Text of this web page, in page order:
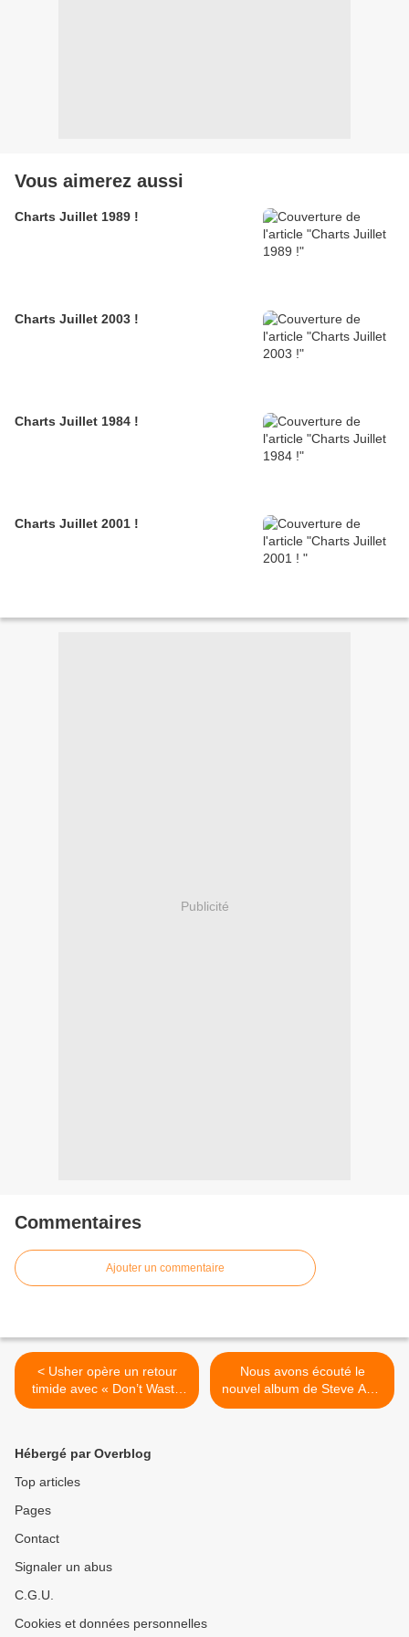
Vous aimerez aussi
Charts Juillet 1989 !
Charts Juillet 2003 !
Charts Juillet 1984 !
Charts Juillet 2001 !
Publicité
Commentaires
Ajouter un commentaire
< Usher opère un retour
timide avec « Don’t Waste
My Time » !
Nous avons écouté le
nouvel album de Steve Aoki
! >
Hébergé par Overblog
Top articles
Pages
Contact
Signaler un abus
C.G.U.
Cookies et données personnelles